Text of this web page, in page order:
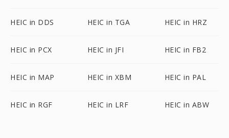
HEIC in DDS HEIC in TGA HEIC in HRZ
HEIC in PCX HEIC in JFI HEIC in FB2
HEIC in MAP HEIC in XBM HEIC in PAL
HEIC in RGF HEIC in LRF HEIC in ABW